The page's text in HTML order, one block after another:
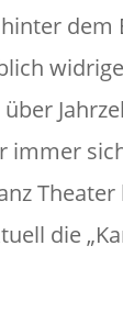
dem
immer
die